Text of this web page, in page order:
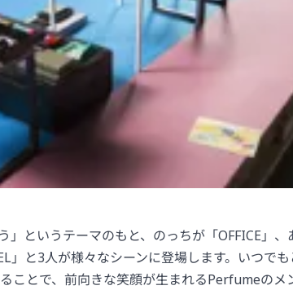
」というテーマのもと、のっちが「OFFICE」
」と3人が様々なシーンに登場します。いつで
ことで、前向きな笑顔が生まれるPerfumeのメ